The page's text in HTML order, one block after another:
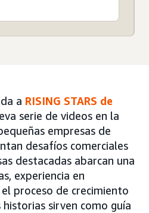
a RISING STARS de
serie de videos en la
empresas de
desafíos comerciales
destacadas abarcan una
experiencia en
proceso de crecimiento
historias sirven como guía